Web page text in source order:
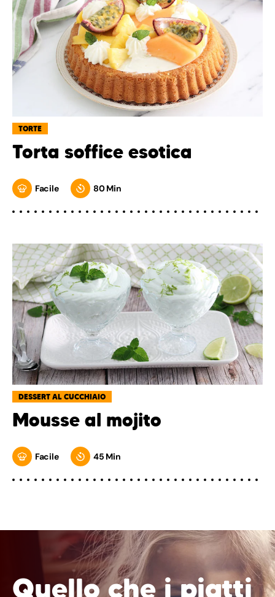
TORTE
Torta soffice esotica
Facile 80 Min
DESSERT AL CUCCHIAIO
Mousse al mojito
Facile 45 Min
Quello che i piatti